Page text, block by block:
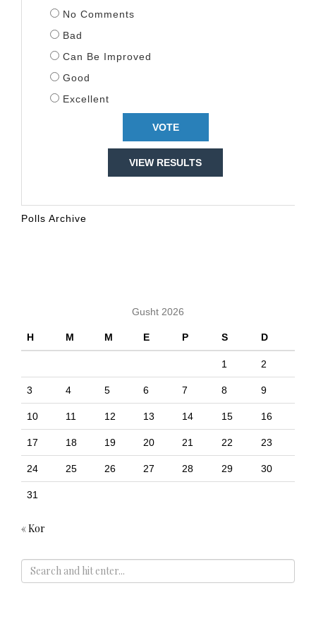
No Comments
Bad
Can Be Improved
Good
Excellent
VIEW RESULTS
Polls Archive
Gusht 2026
H M M E P S D
1 2
3 4 5 6 7 8 9
10 11 12 13 14 15 16
17 18 19 20 21 22 23
24 25 26 27 28 29 30
31
« Kor